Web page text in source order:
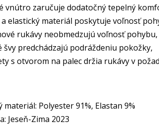
vnútro zaručuje dodatočný tepelný
a elastický materiál poskytuje voľnosť
rukávy neobmedzujú voľnosť pohybu,
švy predchádzajú podráždeniu pokožky,
s otvorom na palec držia rukávy v
materiál: Polyester 91%, Elastan 9%
Jeseň-Zima 2023